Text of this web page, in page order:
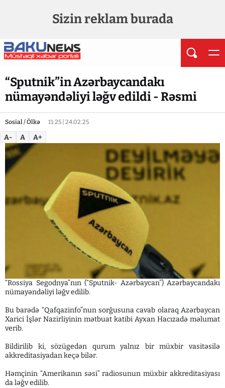
Sizin reklam burada
“Sputnik”in Azərbaycandakı
nümayəndəliyi ləğv edildi - Rəsmi
Sosial / Ölkə 11:25 | 24.02.25
A- A A+
“Rossiya Segodnya”nın (“Sputnik- Azərbaycan”) Azərbaycandakı
nümayəndəliyi ləğv edilib.
Bu barədə “Qafqazinfo”nun sorğusuna cavab olaraq Azərbaycan
Xarici İşlər Nazirliyinin mətbuat katibi Ayxan Hacızadə məlumat
verib.
Bildirilib ki, sözügedən qurum yalnız bir müxbir vasitəsilə
akkreditasiyadan keçə bilər.
Həmçinin “Amerikanın səsi” radiosunun müxbir akkreditasiyası
da ləğv edilib.